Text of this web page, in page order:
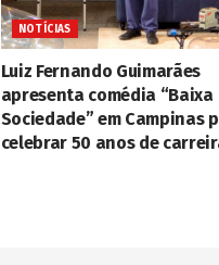
NOTÍCIAS
Luiz Fernando Guimarães
apresenta comédia “Baixa
Sociedade” em Campinas
celebrar 50 anos de